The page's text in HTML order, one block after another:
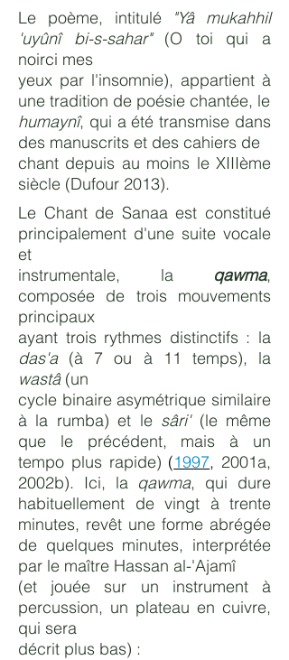
Le poème, intitulé
"Yâ mukahhil
'uyûnî bi-s-sahar"(O toi qui a
noirci mes
yeux par l'insomnie), appartient à
une tradition de poésie chantée, le
humaynî, qui a été transmise dans
des manuscrits et des cahiers de
chant depuis au moins le XIIIème
siècle (Dufour 2013).
Le Chant de Sanaa est constitué
principalement d'une suite vocale
et
instrumentale, la qawma,
composée de trois mouvements
principaux
ayant trois rythmes distinctifs : la
das'a (à 7 ou à 11 temps), la
wastâ(un
cycle binaire asymétrique similaire
à la rumba) et le sâri' (le même
que le précédent, mais à un
tempo plus rapide) (1997, 2001a,
2002b). Ici, laqawma, qui dure
habituellement de vingt à trente
minutes, revêt une forme abrégée
de quelques minutes, interprétée
par le maître Hassan al-'Ajamî
(et jouée sur un instrument à
percussion, un plateau en cuivre,
qui sera
décrit plus bas) :